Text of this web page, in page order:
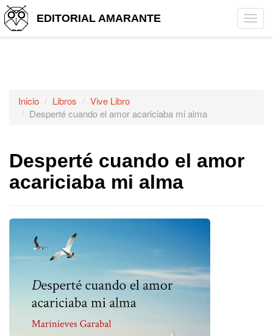
EDITORIAL AMARANTE
Inicio Libros
Vive Libro
Desperté cuando el amor acariciaba mi alma
Desperté cuando el amor
acariciaba mi alma